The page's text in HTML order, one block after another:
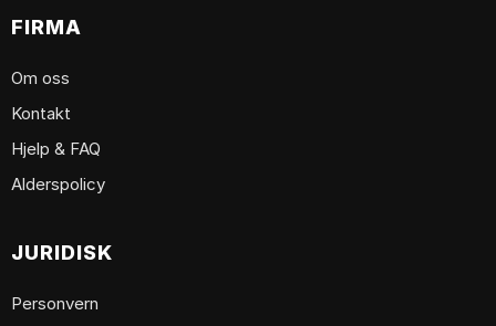
FIRMA
Om oss
Kontakt
Hjelp & FAQ
Alderspolicy
JURIDISK
Personvern